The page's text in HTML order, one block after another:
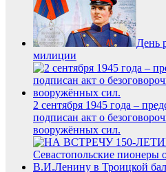
День
милиции
2 сентября 1945 года –
подписан акт о
вооружённых сил.